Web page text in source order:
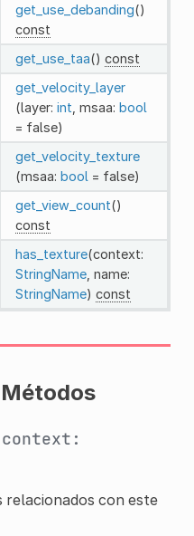
get_use_debanding()
const
get_use_taa() const
get_velocity_layer
(layer: int , msaa: bool
= false)
get_velocity_texture
(msaa: bool = false)
get_view_count()
const
has_texture(context:
StringName, name:
StringName) const
con este